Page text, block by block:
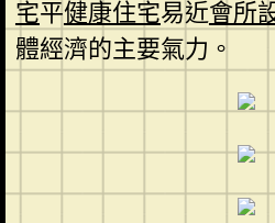
宅平健康住宅易近會所
體經濟的主要氣力。